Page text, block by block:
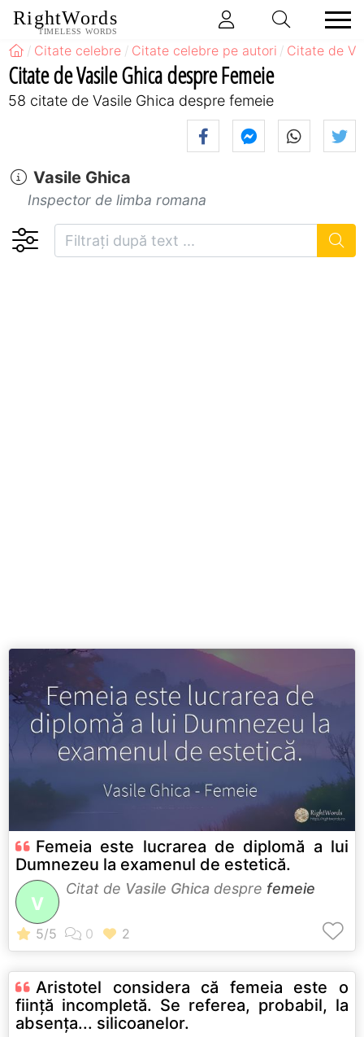
RightWords
TIMELESS WORDS
Citate celebre Citate celebre pe autori Citate de
Citate de Vasile Ghica despre Femeie
58 citate de Vasile Ghica despre femeie
Vasile Ghica
Inspector de limba romana
Femeia este lucrarea de diplomă a lui
Dumnezeu la examenul de estetică.
V
Citat de Vasile Ghica despre femeie
Aristotel considera că femeia este o
fiinţă incompletă. Se referea, probabil, la
absenţa... silicoanelor.